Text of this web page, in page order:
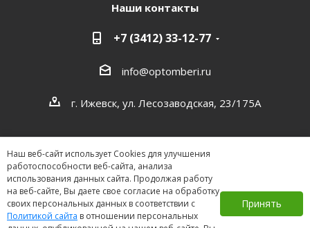
Наш веб-сайт использует Cookies для улучшения
работоспособности веб-сайта, анализа
использования данных сайта. Продолжая работу
на веб-сайте, Вы даете свое согласие на обработку
своих персональных данных в соответствии с
Политикой сайта в отношении персональных
Принять
Наши контакты
+7 (3412) 33-12-77
info@optomberi.ru
г. Ижевск, ул. Лесозаводская, 23/175А
2026 ©